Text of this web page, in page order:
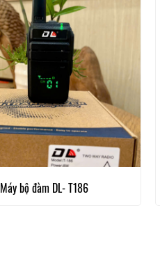
Máy bộ đàm DL- T186